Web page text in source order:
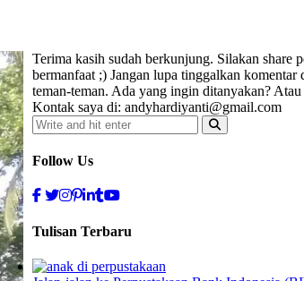
Terima kasih sudah berkunjung. Silakan share
bermanfaat ;) Jangan lupa tinggalkan
teman-teman. Ada yang ingin ditanyakan?
Kontak saya di: andyhardiyanti@gmail.com
Follow Us
Tulisan Terbaru